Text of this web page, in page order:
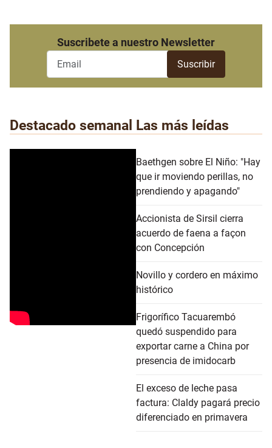
Suscribete a nuestro Newsletter
Destacado semanal Las más leídas
Baethgen sobre El Niño: "Hay
que ir moviendo perillas, no
prendiendo y apagando"
Accionista de Sirsil cierra
acuerdo de faena a façon
con Concepción
Novillo y cordero en máximo
histórico
Frigorífico Tacuarembó
quedó suspendido para
exportar carne a China por
presencia de imidocarb
El exceso de leche pasa
factura: Claldy pagará precio
diferenciado en primavera